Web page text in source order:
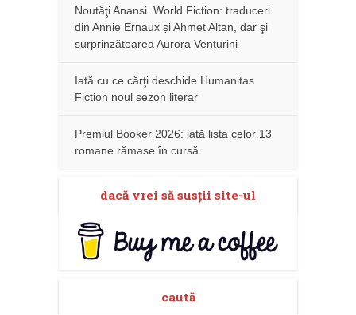
Noutăţi Anansi. World Fiction: traduceri
din Annie Ernaux și Ahmet Altan, dar şi
surprinzătoarea Aurora Venturini
Iată cu ce cărţi deschide Humanitas
Fiction noul sezon literar
Premiul Booker 2026: iată lista celor 13
romane rămase în cursă
dacă vrei să susţii site-ul
caută